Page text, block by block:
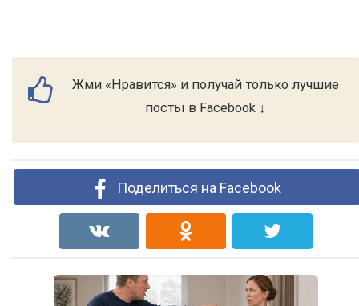
Жми «Нравится» и получай только лучшие
посты в Facebook ↓
Поделиться на Facebook